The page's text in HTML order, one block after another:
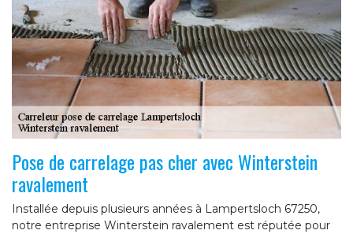
Pose de carrelage pas cher avec Winterstein
ravalement
Installée depuis plusieurs années à Lampertsloch 67250,
notre entreprise Winterstein ravalement est réputée pour